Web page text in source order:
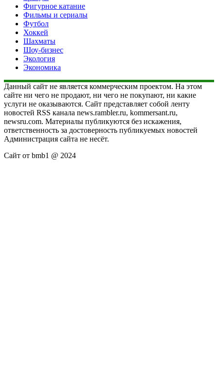
Фигурное катание
Фильмы и сериалы
Футбол
Хоккей
Шахматы
Шоу-бизнес
Экология
Экономика
Данный сайт не является коммерческим проектом. На этом
сайте ни чего не продают, ни чего не покупают, ни какие
услуги не оказываются. Сайт представляет собой ленту
новостей RSS канала news.rambler.ru, kommersant.ru,
newsru.com. Материалы публикуются без искажения,
ответственность за достоверность публикуемых новостей
Администрация сайта не несёт.
Сайт от bmb1 @ 2024